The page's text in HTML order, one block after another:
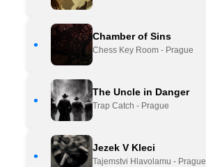
•
Chamber of Sins
Chess Key Room - Prague
•
The Uncle in Danger
Trap Catch - Prague
•
Jezek V Kleci
Tajemstvi Hlavolamu - Prague